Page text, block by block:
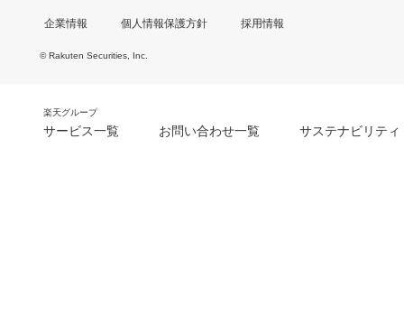
企業情報 個人情報保護方針 採用情報
© Rakuten Securities, Inc.
楽天グループ
サービス一覧 お問い合わせ一覧 サステナビリティ